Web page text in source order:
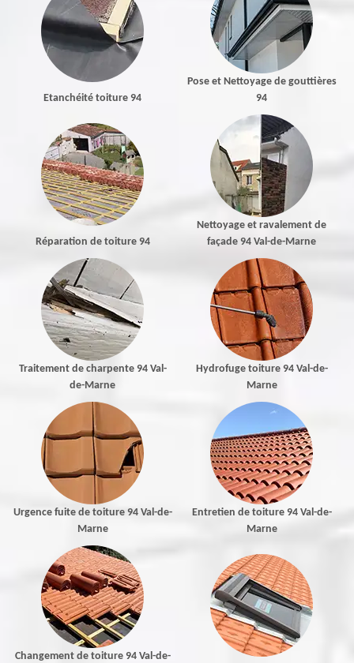
Etanchéité toiture 94
Pose et Nettoyage de gouttières
94
Réparation de toiture 94
Nettoyage et ravalement de
façade 94 Val-de-Marne
Traitement de charpente 94 Val-
de-Marne
Hydrofuge toiture 94 Val-de-
Marne
Urgence fuite de toiture 94 Val-de-
Marne
Entretien de toiture 94 Val-de-
Marne
Changement de toiture 94 Val-de-